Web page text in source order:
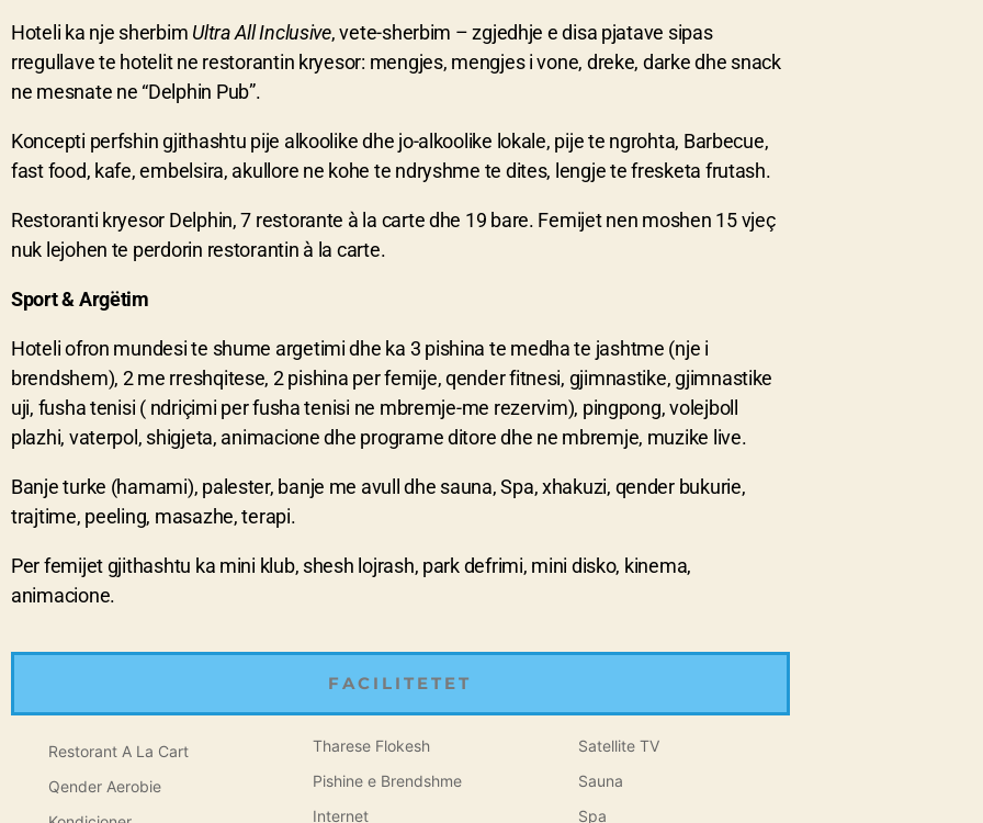
Hoteli ka nje sherbim Ultra All Inclusive, vete-sherbim – zgjedhje e disa pjatave sipas
rregullave te hotelit ne restorantin kryesor: mengjes, mengjes i vone, dreke, darke dhe snack
ne mesnate ne “Delphin Pub”.
Koncepti perfshin gjithashtu pije alkoolike dhe jo-alkoolike lokale, pije te ngrohta, Barbecue,
fast food, kafe, embelsira, akullore ne kohe te ndryshme te dites, lengje te fresketa frutash.
Restoranti kryesor Delphin, 7 restorante à la carte dhe 19 bare. Femijet nen moshen 15 vjeç
nuk lejohen te perdorin restorantin à la carte.
Sport & Argëtim
Hoteli ofron mundesi te shume argetimi dhe ka 3 pishina te medha te jashtme (nje i
brendshem), 2 me rreshqitese, 2 pishina per femije, qender fitnesi, gjimnastike, gjimnastike
uji, fusha tenisi ( ndriçimi per fusha tenisi ne mbremje-me rezervim), pingpong, volejboll
plazhi, vaterpol, shigjeta, animacione dhe programe ditore dhe ne mbremje, muzike live.
Banje turke (hamami), palester, banje me avull dhe sauna, Spa, xhakuzi, qender bukurie,
trajtime, peeling, masazhe, terapi.
Per femijet gjithashtu ka mini klub, shesh lojrash, park defrimi, mini disko, kinema,
animacione.
FACILITETET
Restorant A La Cart
Qender Aerobie
Tharese Flokesh
Pishine e Brendshme
Internet
Satellite TV
Sauna
Spa